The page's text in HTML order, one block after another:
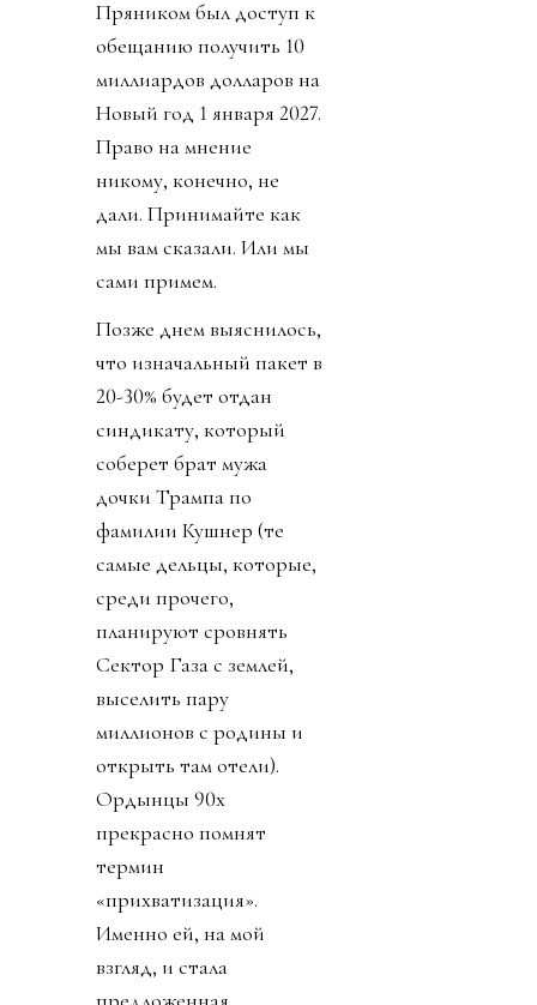
Пряником был доступ к
обещанию получить 10
миллиардов долларов на
Новый год 1 января 2027.
Право на мнение
никому, конечно, не
дали. Принимайте как
мы вам сказали. Или мы
сами примем.
Позже днем выяснилось,
что изначальный пакет в
20-30% будет отдан
синдикату, который
соберет брат мужа
дочки Трампа по
фамилии Кушнер (те
самые дельцы, которые,
среди прочего,
планируют сровнять
Сектор Газа с землей,
выселить пару
миллионов с родины и
открыть там отели).
Ордынцы 90х
прекрасно помнят
термин
«прихватизация».
Именно ей, на мой
взгляд, и стала